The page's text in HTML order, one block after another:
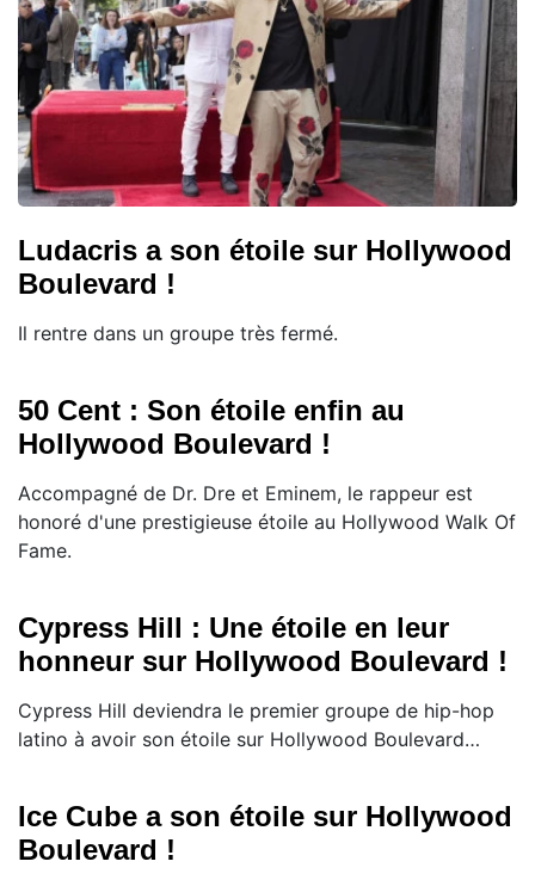
Ludacris a son étoile sur Hollywood
Boulevard !
Il rentre dans un groupe très fermé.
50 Cent : Son étoile enfin au
Hollywood Boulevard !
Accompagné de Dr. Dre et Eminem, le rappeur est
honoré d'une prestigieuse étoile au Hollywood Walk Of
Fame.
Cypress Hill : Une étoile en leur
honneur sur Hollywood Boulevard !
Cypress Hill deviendra le premier groupe de hip-hop
latino à avoir son étoile sur Hollywood Boulevard…
Ice Cube a son étoile sur Hollywood
Boulevard !